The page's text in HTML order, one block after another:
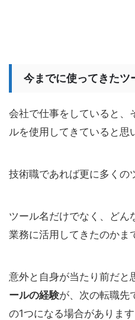
今までに使ってきたツ
会社で仕事をしていると、
ルを使用してきていると思
技術職であれば更に多くの
ツール名だけでなく、どん
業務に活用してきたのかま
意外と自身が当たり前だと
ールの経験が、次の転職先
の1つになる場合があります